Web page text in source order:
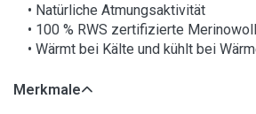
• Natürliche Atmungsaktivität
• 100 % RWS zertifizierte
• Wärmt bei Kälte und kühlt bei
Merkmale